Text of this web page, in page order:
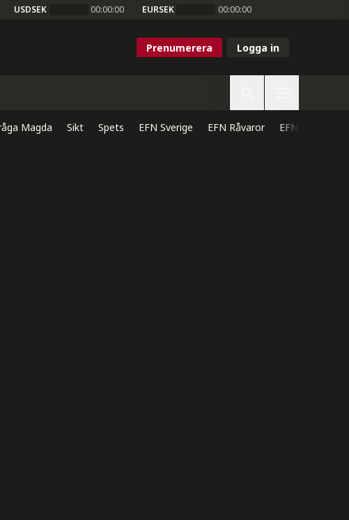
USDSEK 00:00:00 EURSEK 00:00:00
Prenumerera Logga in
Magda Sikt Spets EFN Sverige EFN Råvaror EFN Direkt